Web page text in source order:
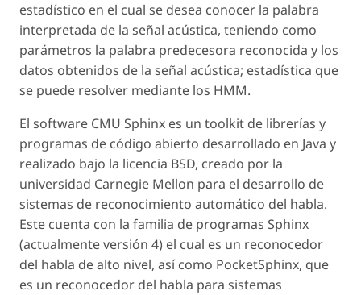
estadístico en el cual se desea conocer la palabra
interpretada de la señal acústica, teniendo como
parámetros la palabra predecesora reconocida y los
datos obtenidos de la señal acústica; estadística que
se puede resolver mediante los HMM.
El software CMU Sphinx es un toolkit de librerías y
programas de código abierto desarrollado en Java y
realizado bajo la licencia BSD, creado por la
universidad Carnegie Mellon para el desarrollo de
sistemas de reconocimiento automático del habla.
Este cuenta con la familia de programas Sphinx
(actualmente versión 4) el cual es un reconocedor
del habla de alto nivel, así como PocketSphinx, que
es un reconocedor del habla para sistemas